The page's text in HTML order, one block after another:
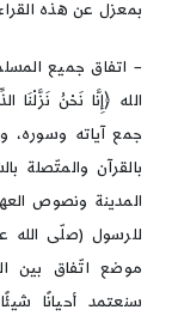
بمعزل عن هذه
– اتفاق جميع
الله ﴿إِنَّا نَحْنُ نَزَّلْنَا
جمع آياته وسوره،
بالقرآن والمتّصلة
المدينة ونصوص
للرسول (صلّى الله
موضع اتّفاق بين
سنعتمد أحيانًا